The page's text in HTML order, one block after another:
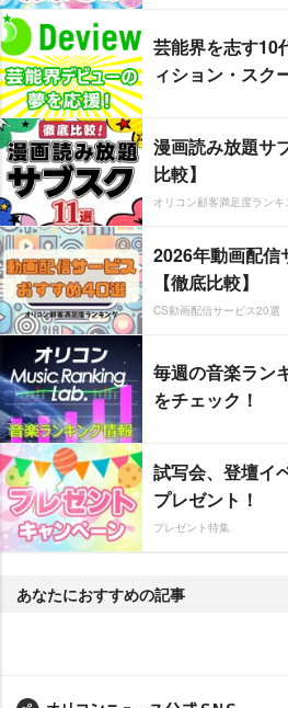
芸能界を志す
ィション・スク
漫画読み放題サ
比較】
オリコン顧客満足度ランキ
2026年動画配信
【徹底比較】
CS動画配信サービス20選
毎週の音楽ラン
をチェック！
試写会、登壇イ
プレゼント！
プレゼント特集
あなたにおすすめの記事